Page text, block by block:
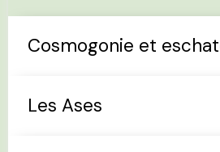
Cosmogonie et
Les Ases